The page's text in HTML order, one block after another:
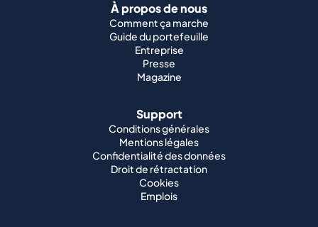
À propos de nous
Comment ça marche
Guide du portefeuille
Entreprise
Presse
Magazine
Support
Conditions générales
Mentions légales
Confidentialité des données
Droit de rétractation
Cookies
Emplois